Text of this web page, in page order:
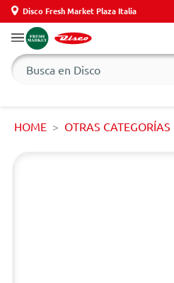
Disco Fresh Market Plaza Italia
HOME OTRAS CATEGORÍAS